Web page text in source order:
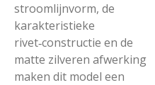
stroomlijnvorm, de
karakteristieke
rivet‑constructie en de
matte zilveren afwerking
maken dit model een